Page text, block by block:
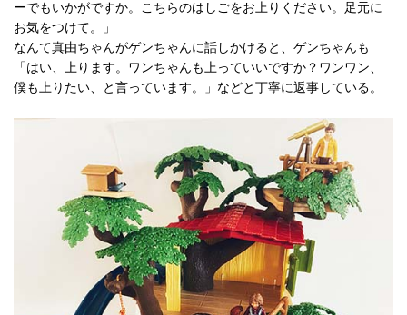
ーでもいかがですか。こちらのはしごをお上りください。足元に
お気をつけて。」
なんて真由ちゃんがゲンちゃんに話しかけると、ゲンちゃんも
「はい、上ります。ワンちゃんも上っていいですか？ワンワン、
僕も上りたい、と言っています。」などと丁寧に返事している。